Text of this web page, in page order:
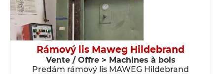
Rámový lis Maweg Hildebrand
Vente / Offre > Machines à bois
Predám rámový lis MAWEG Hildebrand